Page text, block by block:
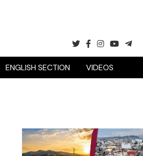
ENGLISH SECTION VIDEOS